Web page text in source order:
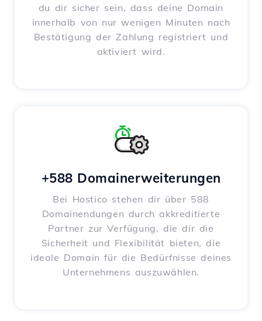
du dir sicher sein, dass deine Domain
innerhalb von nur wenigen Minuten nach
Bestätigung der Zahlung registriert und
aktiviert wird.
+588 Domainerweiterungen
Bei Hostico stehen dir über 588
Domainendungen durch akkreditierte
Partner zur Verfügung, die dir die
Sicherheit und Flexibilität bieten, die
ideale Domain für die Bedürfnisse deines
Unternehmens auszuwählen.